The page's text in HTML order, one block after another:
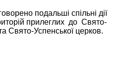
подальші спільні дії
прилеглих до Свято-
Свято-Успенської церков.